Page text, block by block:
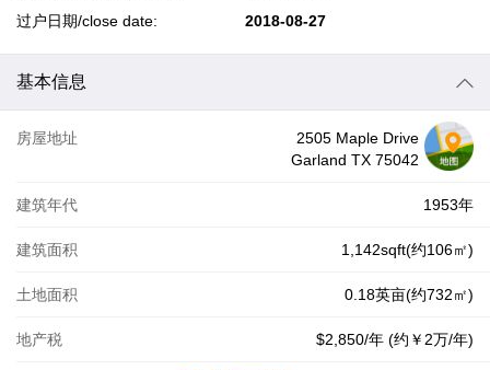
过户日期/close date:
2018-08-27
基本信息
房屋地址
2505 Maple Drive
Garland TX 75042
建筑年代 1953年
建筑面积 1,142sqft(约106㎡)
土地面积 0.18英亩(约732㎡)
地产税 $2,850/年 (约 ￥2万/年)